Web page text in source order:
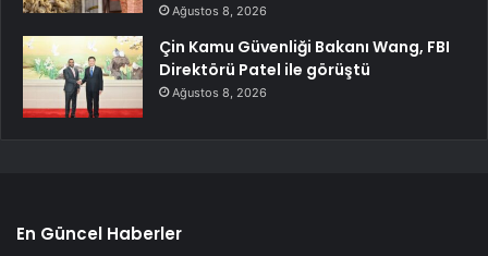
Ağustos 8, 2026
Çin Kamu Güvenliği Bakanı Wang, FBI
Direktörü Patel ile görüştü
Ağustos 8, 2026
En Güncel Haberler